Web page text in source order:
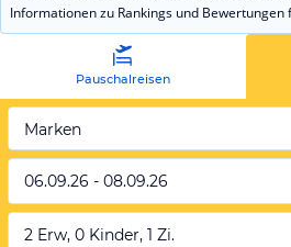
Informationen zu Rankings und Bewertungen
Pauschalreisen
Marken
06.09.26 - 08.09.26
2 Erw, 0 Kinder, 1 Zi.